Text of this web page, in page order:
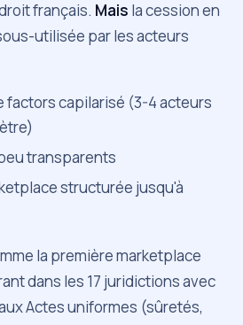
français. Mais la cession en
utilisée par les acteurs
factors capilarisé (3-4 acteurs
transparents
structurée jusqu'à
la première marketplace
dans les 17 juridictions avec
Actes uniformes (sûretés,